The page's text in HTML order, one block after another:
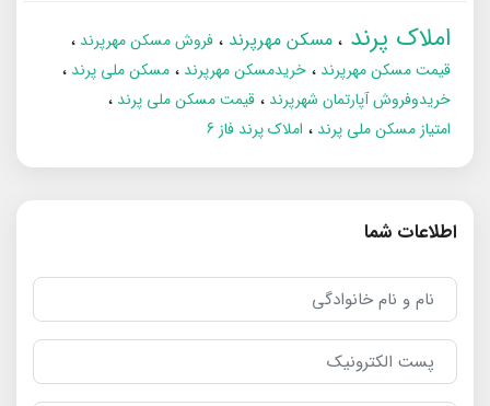
املاک پرند مسکن مهرپرند
فروش مسکن مهرپرند
قیمت مسکن مهرپرند
خریدمسکن مهرپرند
مسکن ملی پرند
خریدوفروش آپارتمان شهرپرند
قیمت مسکن ملی پرند
امتیاز مسکن ملی پرند
املاک پرند فاز 6
اطلاعات شما